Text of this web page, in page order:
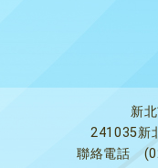
新
241035新
聯絡電話